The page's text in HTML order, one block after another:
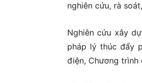
nghiên cứu, rà
Nghiên cứu xây
pháp lý thúc đẩy
điện, Chương trình